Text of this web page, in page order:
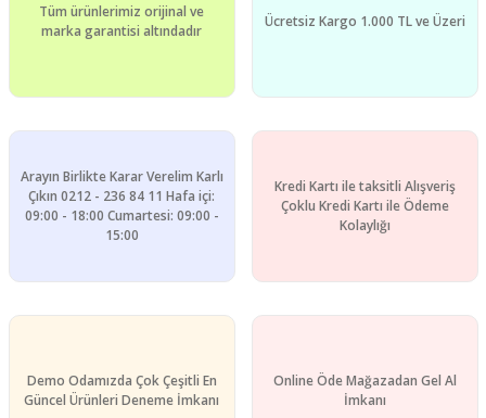
Tüm ürünlerimiz orijinal ve
marka garantisi altındadır
Ücretsiz Kargo 1.000 TL ve Üzeri
Arayın Birlikte Karar Verelim Karlı
Çıkın 0212 - 236 84 11 Hafa içi:
09:00 - 18:00 Cumartesi: 09:00 -
15:00
Kredi Kartı ile taksitli Alışveriş
Çoklu Kredi Kartı ile Ödeme
Kolaylığı
Demo Odamızda Çok Çeşitli En
Güncel Ürünleri Deneme İmkanı
Online Öde Mağazadan Gel Al
İmkanı